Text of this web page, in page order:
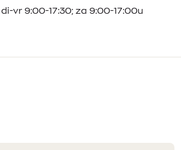
vr 9:00-17:30; za 9:00-17:00u